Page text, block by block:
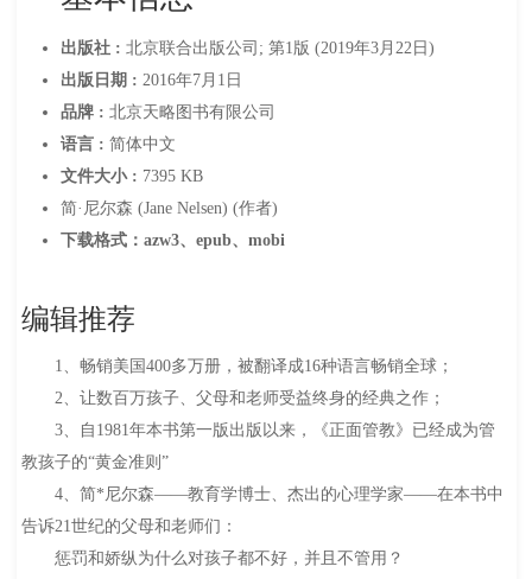
出版社 : 北京联合出版公司; 第1版 (2019年3月22日)
出版日期 : 2016年7月1日
品牌 : 北京天略图书有限公司
语言 : 简体中文
文件大小 : 7395 KB
简·尼尔森 (Jane Nelsen) (作者)
下载格式：azw3、epub、mobi
编辑推荐
1、畅销美国400多万册，被翻译成16种语言畅销全球；
2、让数百万孩子、父母和老师受益终身的经典之作；
3、自1981年本书第一版出版以来，《正面管教》已经成为管
教孩子的“黄金准则”
4、简*尼尔森——教育学博士、杰出的心理学家——在本书中
告诉21世纪的父母和老师们：
惩罚和娇纵为什么对孩子都不好，并且不管用？